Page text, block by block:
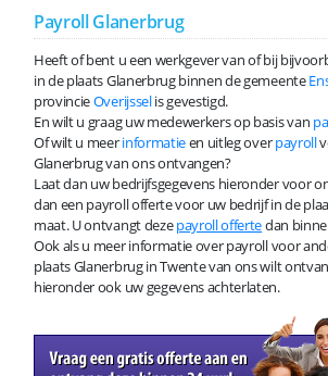
Payroll Glanerbrug
Heeft of bent u een werkgever van of bij
in de plaats Glanerbrug binnen de gemeente
provincieOverijsselis gevestigd.
En wilt u graag uw medewerkers op basis van
Of wilt u meerinformatieen uitleg overpayroll
Glanerbrug van ons ontvangen?
Laat dan uw bedrijfsgegevens hieronder voor
dan een payroll offerte voor uw bedrijf in de
maat. U ontvangt dezepayroll offertedan
Ook als u meer informatie over payroll voor
plaats Glanerbrug in Twente van ons wilt
hieronder ook uw gegevens achterlaten.